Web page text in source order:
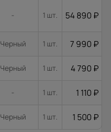
- 1 шт. 54 890 ₽
Черный 1 шт. 7 990 ₽
Черный 1 шт. 4 790 ₽
- 1 шт. 1 110 ₽
Черный 1 шт. 1 500 ₽